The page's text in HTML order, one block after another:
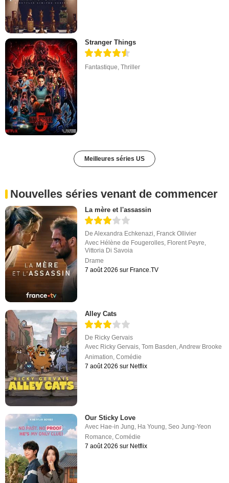
Stranger Things
Fantastique,Thriller
Meilleures séries US
Nouvelles séries venant de commencer
La mère et l'assassin
DeAlexandra Echkenazi Franck Ollivier
Avec Hélène de Fougerolles Florent Peyre
Vittoria Di Savoia
Drame
7 août 2026 sur France.TV
Alley Cats
De Ricky Gervais
Avec Ricky Gervais,Tom Basden,Andrew Brooke
Animation,Comédie
7 août 2026 sur Netflix
Our Sticky Love
Avec Hae-in Jung, Ha Young,Seo Jung-Yeon
Romance,Comédie
7 août 2026 sur Netflix